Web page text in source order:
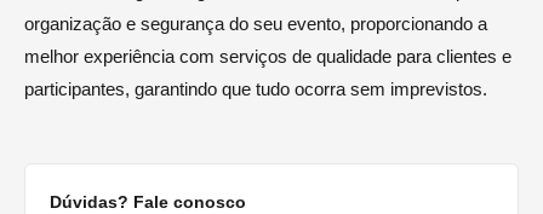
organização e segurança do seu evento, proporcionando a
melhor experiência com serviços de qualidade para clientes e
participantes, garantindo que tudo ocorra sem imprevistos.
Dúvidas? Fale conosco